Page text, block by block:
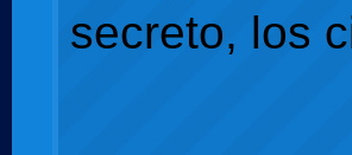
secreto, los